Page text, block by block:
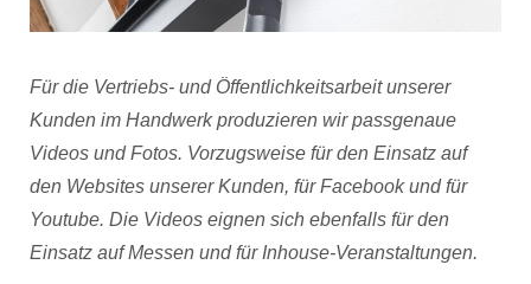
Für die Vertriebs- und Öffentlichkeitsarbeit unserer
Kunden im Handwerk produzieren wir passgenaue
Videos und Fotos. Vorzugsweise für den Einsatz auf
den Websites unserer Kunden, für Facebook und für
Youtube. Die Videos eignen sich ebenfalls für den
Einsatz auf Messen und für Inhouse-Veranstaltungen.